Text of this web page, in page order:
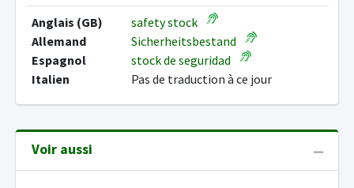
Anglais (GB)
safety stock
Allemand
Sicherheitsbestand
Espagnol
stock de seguridad
Italien
Pas de traduction à ce jour
Voir aussi